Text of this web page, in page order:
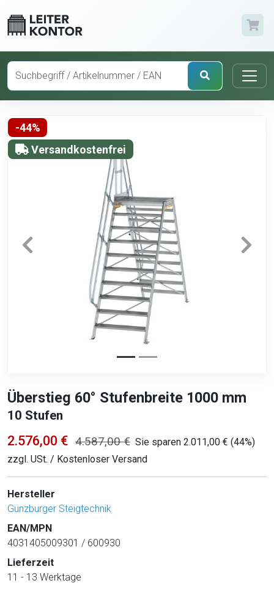
-44%
Versandkostenfrei
Überstieg 60° Stufenbreite 1000 mm
10 Stufen
2.576,00 € 4.587,00 € Sie sparen 2.011,00 € (44%)
zzgl. USt. / Kostenloser Versand
Hersteller
Günzburger Steigtechnik
EAN/MPN
4031405009301 / 600930
Lieferzeit
11 - 13 Werktage